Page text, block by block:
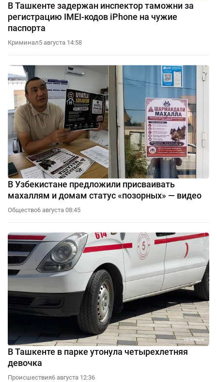
В Ташкенте задержан инспектор таможни за
регистрацию IMEI-кодов iPhone на чужие
паспорта
Криминал5 августа 14:58
В Узбекистане предложили присваивать
махаллям и домам статус «позорных» — видео
Общество6 августа 08:45
В Ташкенте в парке утонула четырехлетняя
девочка
Происшествия6 августа 12:36